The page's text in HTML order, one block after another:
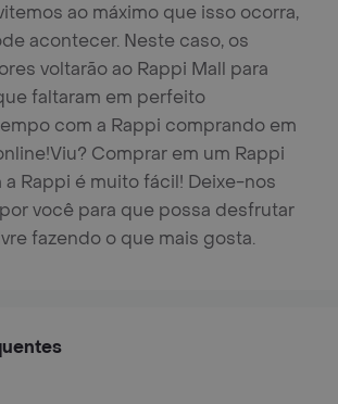
ao máximo que isso ocorra,
acontecer. Neste caso, os
voltarão ao Rappi Mall para
faltaram em perfeito
com a Rappi comprando em
Viu? Comprar em um Rappi
Rappi é muito fácil! Deixe-nos
você para que possa desfrutar
fazendo o que mais gosta.